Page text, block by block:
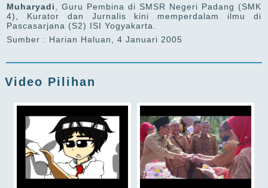
Muharyadi
, Guru Pembina di SMSR Negeri Padang (SMK
4), Kurator dan Jurnalis kini memperdalam ilmu di
Pascasarjana (S2) ISI Yogyakarta.
Sumber : Harian Haluan, 4 Januari 2005
Video Pilihan